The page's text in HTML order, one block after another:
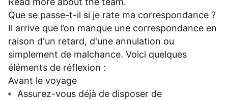
Que se passe-t-il si je rate ma correspondance ?
Il arrive que l’on manque une correspondance en
raison d'un retard, d'une annulation ou
simplement de malchance. Voici quelques
éléments de réflexion :
Avant le voyage
Assurez-vous déjà de disposer de